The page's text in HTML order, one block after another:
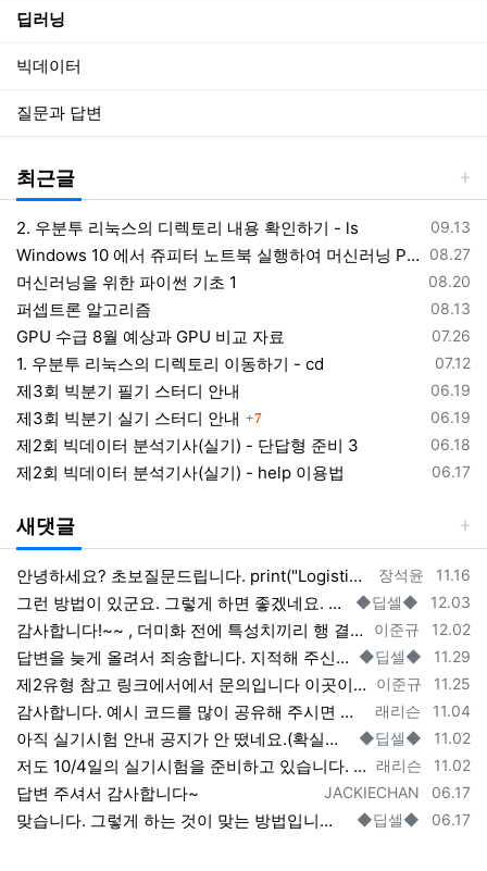
딥러닝
빅데이터
질문과 답변
최근글
등록일
09.13
2. 우분투 리눅스의 디렉토리 내용 확인하기 - ls
등록일
08.27
Windows 10 에서 쥬피터 노트북 실행하여 머신러닝 Python 코딩하기
등록일
08.20
머신러닝을 위한 파이썬 기초 1
등록일
08.13
퍼셉트론 알고리즘
등록일
07.26
GPU 수급 8월 예상과 GPU 비교 자료
등록일
07.12
1. 우분투 리눅스의 디렉토리 이동하기 - cd
등록일
06.19
제3회 빅분기 필기 스터디 안내
등록일
06.19
제3회 빅분기 실기 스터디 안내 7
등록일
06.18
제2회 빅데이터 분석기사(실기) - 단답형 준비 3
등록일
06.17
제2회 빅데이터 분석기사(실기) - help 이용법
새댓글
등록자
장석윤 등록일
11.16
안녕하세요? 초보질문드립니다. print("Logistic Classifier", "'s ROC AUC is ", roc_auc_score(…
등록자
◆딥셀◆ 등록일
12.03
그런 방법이 있군요. 그렇게 하면 좋겠네요. 해보시면 아시겠지만 상관관계가 크지 않아서 결과에는 크게 영향을 미치지 않는 것 같습니다. 코릴…
등록자
이준규 등록일
12.02
감사합니다!~~ , 더미화 전에 특성치끼리 행 결합하여서 더미 후 다시 분리하면 소팅과정이 필요없긴하더라고요
등록자
◆딥셀◆ 등록일
11.29
답변을 늦게 올려서 죄송합니다. 지적해 주신 내용이 맞습니다. 제가 좀 빼먹었네요. 정확하게 할려면 소팅을 한 번 해주면 될 것 같은데(trai…
등록자
이준규 등록일
11.25
제2유형 참고 링크에서에서 문의입니다 이곳이 조금더 최신글이라 여기 답글에 적으니 양해부탁드립니다. 원핫인코딩 (더미화) 후 train …
등록자
래리슨 등록일
11.04
감사합니다. 예시 코드를 많이 공유해 주시면 도움이 많이 될 것 같습니다. 복된 나날이 되시길 기원합니다.
등록자
◆딥셀◆ 등록일
11.02
아직 실기시험 안내 공지가 안 떴네요.(확실한 것은 안내 공지를 보고 판단해야 할 것 같습니다.) 지난 시험 공지를 우선 참고 하시는 것도 좋…
등록자
래리슨 등록일
11.02
저도 10/4일의 실기시험을 준비하고 있습니다. 많은 도움이 기대합니다. 초보자라 어떻게 기여를 할지 막막하기는 합니다만, 최선을 다하여…
등록자
JACKIECHAN 등록일
06.17
답변 주셔서 감사합니다~
등록자
◆딥셀◆ 등록일
06.17
맞습니다. 그렇게 하는 것이 맞는 방법입니다. 그런데 그렇게 해도 결과적으로 성능향상이 별로 없는 것 같습니다. 그리고 짧은 시험 시간에 쉽게…